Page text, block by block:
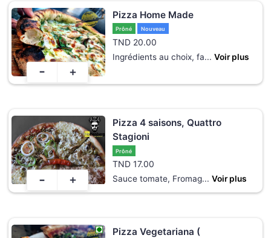
Pizza Home Made
Prôné Nouveau
TND 20.00
Ingrédients au choix, fa... Voir plus
- +
Pizza 4 saisons, Quattro
Stagioni
Prôné
TND 17.00
Sauce tomate, Fromag... Voir plus
- +
Pizza Vegetariana (